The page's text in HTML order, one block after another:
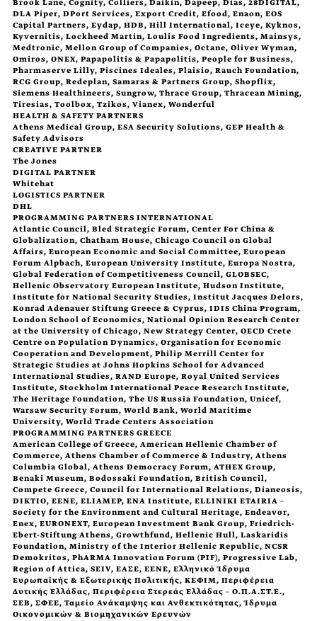
Brook Lane, Cognity, Colliers, Daikin, Dapeep, Dias, 28DIGITAL,
DLA Piper, DPort Services, Export Credit, Efood, Enaon, EOS
Capital Partners, Eydap, HDB, Hill International, Iceye, Kyknos,
Kyvernitis, Lockheed Martin, Loulis Food Ingredients, Mainsys,
Medtronic, Mellon Group of Companies, Octane, Oliver Wyman,
Omiros, ONEX, Papapolitis & Papapolitis, People for Business,
Pharmaserve Lilly, Piscines Ideales, Plaisio, Rauch Foundation,
RCG Group, Redeplan, Samaras & Partners Group, Shopflix,
Siemens Healthineers, Sungrow, Thrace Group, Thracean Mining,
Tiresias, Toolbox, Tzikos, Vianex, Wonderful
HEALTH & SAFETY PARTNERS
Athens Medical Group, ESA Security Solutions, GEP Health &
Safety Advisors
CREATIVE PARTNER
The Jones
DIGITAL PARTNER
Whitehat
LOGISTICS PARTNER
DHL
PROGRAMMING PARTNERS INTERNATIONAL
Atlantic Council, Bled Strategic Forum, Center For China &
Globalization, Chatham House, Chicago Council on Global
Affairs, European Economic and Social Committee, European
Forum Alpbach, European University Institute, Europa Nostra,
Global Federation of Competitiveness Council, GLOBSEC,
Hellenic Observatory European Institute, Hudson Institute,
Institute for National Security Studies, Institut Jacques Delors,
Konrad Adenauer Stiftung Greece & Cyprus, IDIS China Program,
London School of Economics, National Opinion Research Center
at the University of Chicago, New Strategy Center, OECD Crete
Centre on Population Dynamics, Organisation for Economic
Cooperation and Development, Philip Merrill Center for
Strategic Studies at Johns Hopkins School for Advanced
International Studies, RAND Europe, Royal United Services
Institute, Stockholm International Peace Research Institute,
The Heritage Foundation, The US Russia Foundation, Unicef,
Warsaw Security Forum, World Bank, World Maritime
University, World Trade Centers Association
PROGRAMMING PARTNERS GREECE
American College of Greece, American Hellenic Chamber of
Commerce, Athens Chamber of Commerce & Industry, Athens
Columbia Global, Athens Democracy Forum, ATHEX Group,
Benaki Museum, Bodossaki Foundation, British Council,
Compete Greece, Council for International Relations, Dianeosis,
DIKTIO, EENE, ELIAMEP, ENA Institute, ELLINIKI ETAIRIA –
Society for the Environment and Cultural Heritage, Endeavor,
Enex, EURONEXT, European Investment Bank Group, Friedrich-
Ebert-Stiftung Athens, Growthfund, Hellenic Hull, Laskaridis
Foundation, Ministry of the Interior Hellenic Republic, NCSR
Demokritos, PhARMA Innovation Forum (PIF), Progressive Lab,
Region of Attica, SEIV, ΕΑΣΕ, ΕΕΝΕ, Ελληνικό Ίδρυμα
Ευρωπαϊκής & Εξωτερικής Πολιτικής, ΚΕΦΙΜ, Περιφέρεια
Δυτικής Ελλάδας, Περιφέρεια Στερεάς Ελλάδας – Ο.Π.Α.ΣΤ.Ε.,
ΣΕΒ, ΣΦΕΕ, Ταμείο Ανάκαμψης και Ανθεκτικότητας, Ίδρυμα
Οικονομικών & Βιομηχανικών Ερευνών